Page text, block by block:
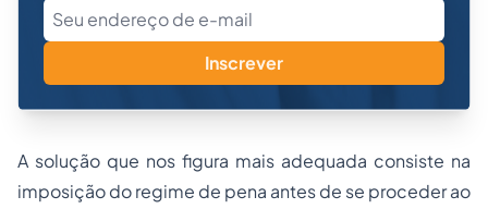
Inscrever
A solução que nos figura mais adequada consiste na
imposição do regime de pena antes de se proceder ao